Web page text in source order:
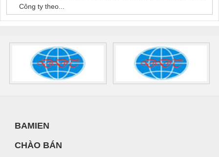
Công ty theo...
BAMIEN
CHÀO BÁN